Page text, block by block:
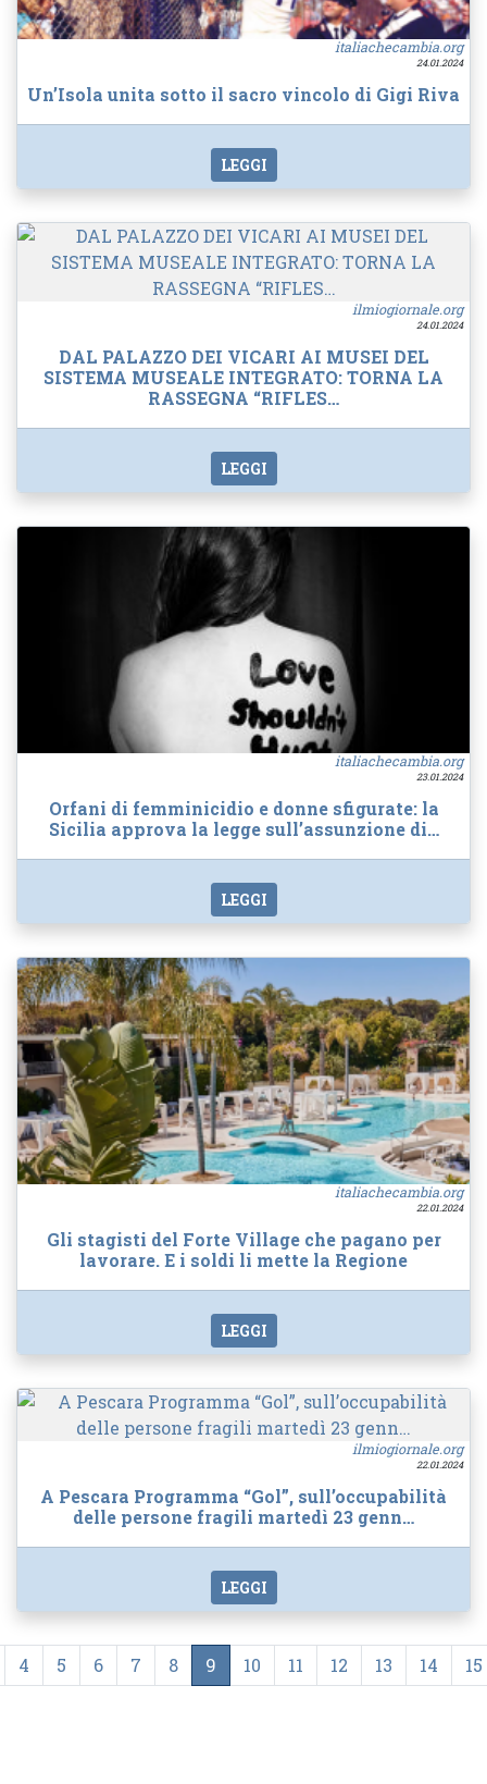
italiachecambia.org
24.01.2024
Un’Isola unita sotto il sacro vincolo di Gigi Riva
LEGGI
ilmiogiornale.org
24.01.2024
DAL PALAZZO DEI VICARI AI MUSEI DEL
SISTEMA MUSEALE INTEGRATO: TORNA LA
RASSEGNA “RIFLES…
LEGGI
italiachecambia.org
23.01.2024
Orfani di femminicidio e donne sfigurate: la
Sicilia approva la legge sull’assunzione di…
LEGGI
italiachecambia.org
22.01.2024
Gli stagisti del Forte Village che pagano per
lavorare. E i soldi li mette la Regione
LEGGI
ilmiogiornale.org
22.01.2024
A Pescara Programma “Gol”, sull’occupabilità
delle persone fragili martedì 23 genn…
LEGGI
4 5 6 7 8 9 10 11 12 13 14 15